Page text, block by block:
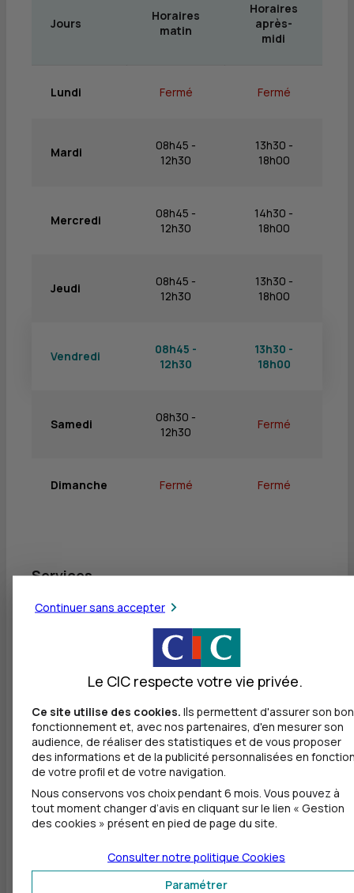
Jours
Horaires
matin
Horaires
après-
midi
Lundi Fermé Fermé
Mardi
08h45 -
12h30
13h30 -
18h00
Mercredi
08h45 -
12h30
14h30 -
18h00
Jeudi
08h45 -
12h30
13h30 -
18h00
Vendredi
08h45 -
12h30
13h30 -
18h00
Samedi
08h30 -
12h30
Fermé
Dimanche Fermé Fermé
Services
Retrait de billets EUR
Dépôt valorisé de billets EUR
Dépôt de monnaie EUR
Dépôt de chèques EUR
Equipement pour déficients visuels
Autres agences les plus proches
CIC PAU PYRENEES ENTREPRISES
Continuer sans accepter
Le CIC respecte votre vie privée.
Ce site utilise des cookies. Ils permettent d'assurer son bon
fonctionnement et, avec nos partenaires, d'en mesurer son
audience, de réaliser des statistiques et de vous proposer
des informations et de la publicité personnalisées en
de votre profil et de votre navigation.
Nous conservons vos choix pendant 6 mois. Vous pouvez à
tout moment changer d’avis en cliquant sur le lien « Gestion
des cookies » présent en pied de page du site.
Paramétrer
Consulter notre politique Cookies